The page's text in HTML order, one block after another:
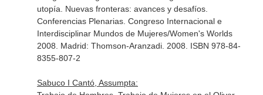
utopía. Nuevas fronteras: avances y desafíos.
Conferencias Plenarias. Congreso Internacional e
Interdisciplinar Mundos de Mujeres/Women's Worlds
2008 . Madrid: Thomson-Aranzadi. 2008. ISBN 978-84-
8355-807-2
Sabuco I Cantó, Assumpta: